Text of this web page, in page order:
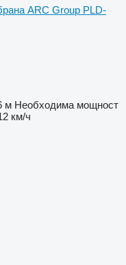
ARC Group PLD-
м Необходима мощност
км/ч